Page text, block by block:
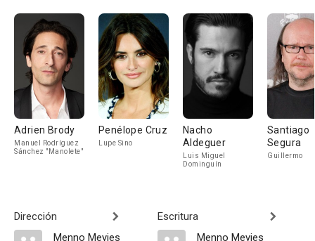
Adrien Brody
Manuel Rodríguez
Sánchez "Manolete"
Penélope Cruz
Lupe Sino
Nacho
Aldeguer
Luis Miguel
Dominguín
Santiago
Segura
Guillermo
Dirección
Menno Meyjes
Escritura
Menno Meyjes